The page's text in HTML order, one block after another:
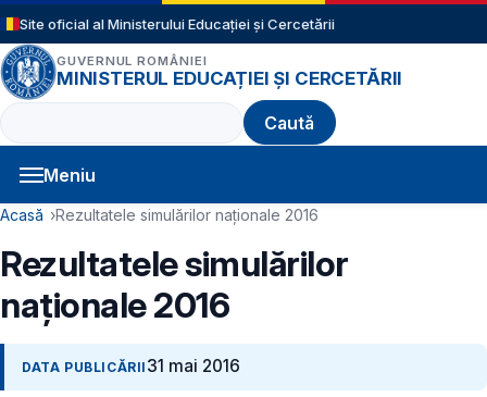
Sari la conținutul principal
Site oficial al Ministerului Educației și Cercetării
GUVERNUL ROMÂNIEI
MINISTERUL EDUCAȚIEI ȘI CERCETĂRII
Caută
Meniu
Navigație principală
Cale de navigare
Acasă Rezultatele simulărilor naționale 2016
Rezultatele simulărilor
naționale 2016
DATA PUBLICĂRII 31 mai 2016